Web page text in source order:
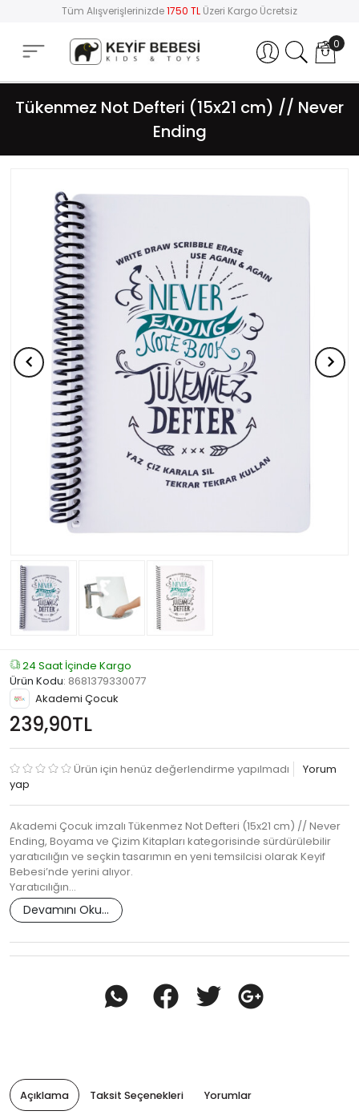
Tüm Alışverişlerinizde1750 TL Üzeri Kargo Ücretsiz
Hesabım 0
Tükenmez Not Defteri (15x21 cm) // Never
Ending
24 Saat İçinde Kargo
Ürün Kodu: 8681379330077
Akademi Çocuk
239,90TL
Ürün için henüz değerlendirme yapılmadı
Yorum
yap
Akademi Çocuk imzalı Tükenmez Not Defteri (15x21 cm) // Never
Ending, Boyama ve Çizim Kitapları kategorisinde sürdürülebilir
yaratıcılığın ve seçkin tasarımın en yeni temsilcisi olarak Keyif
Bebesi’nde yerini alıyor.
Yaratıcılığın…
Devamını Oku...
Açıklama Taksit Seçenekleri Yorumlar